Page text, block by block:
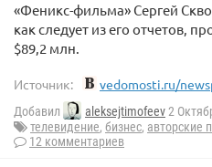
«Феникс-фильма» Сергей
как следует из его отчетов,
$89,2 млн.
Источник: vedomosti.ru/
Добавил aleksejtimofeev2
телевидение, бизнес, авторские
12 комментариев